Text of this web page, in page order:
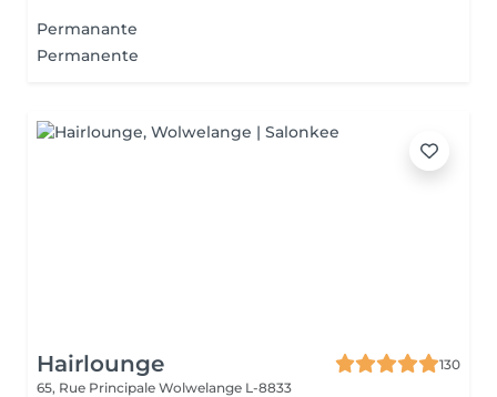
Permanante
Permanente
Hairlounge
130
65, Rue Principale Wolwelange L-8833